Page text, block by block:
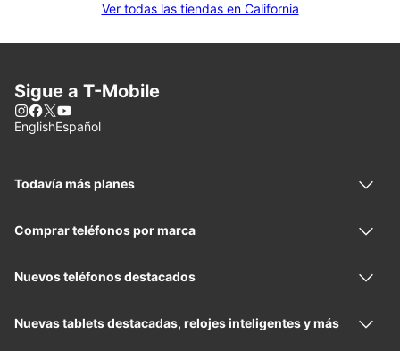
Ver todas las tiendas en California